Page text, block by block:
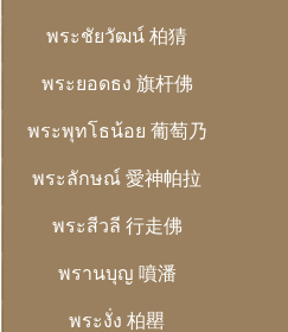
พระชัยวัฒน์ 柏猜
พระยอดธง 旗杆佛
พระพุทโธน้อย 葡萄乃
พระลักษณ์ 愛神帕拉
พระสีวลี 行走佛
พรานบุญ 噴潘
พระงั่ง 柏罌